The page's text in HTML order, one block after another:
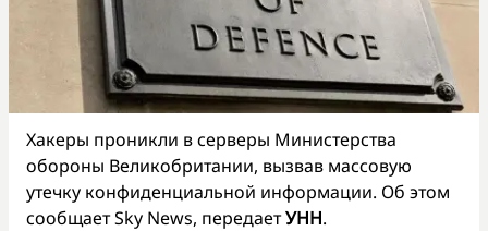
Хакеры проникли в серверы Министерства
обороны Великобритании, вызвав массовую
утечку конфиденциальной информации. Об этом
сообщает Sky News, передаетУНН.